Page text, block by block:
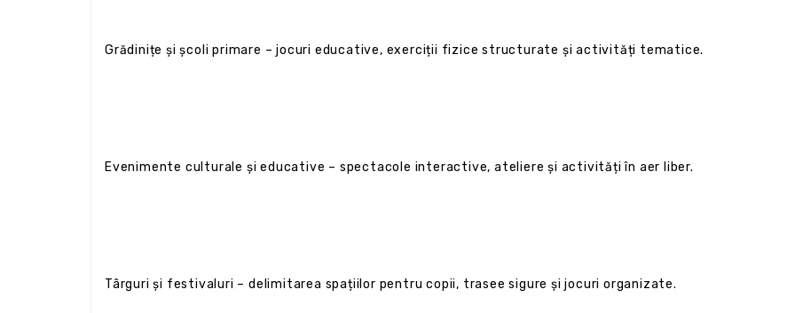
Grădinițe și școli primare – jocuri educative, exerciții fizice structurate și activități tematice.
Evenimente culturale și educative – spectacole interactive, ateliere și activități în aer liber.
Târguri și festivaluri – delimitarea spațiilor pentru copii, trasee sigure și jocuri organizate.